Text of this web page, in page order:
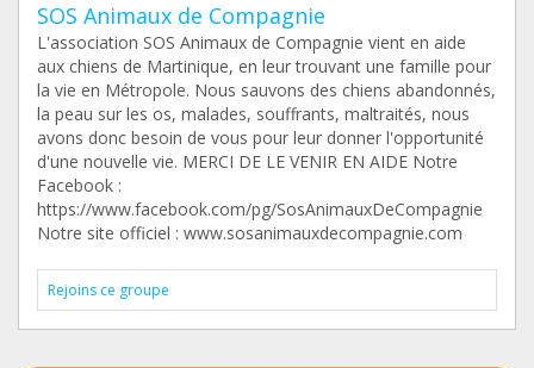
SOS Animaux de Compagnie
L'association SOS Animaux de Compagnie vient en aide
aux chiens de Martinique, en leur trouvant une famille pour
la vie en Métropole. Nous sauvons des chiens abandonnés,
la peau sur les os, malades, souffrants, maltraités, nous
avons donc besoin de vous pour leur donner l'opportunité
d'une nouvelle vie. MERCI DE LE VENIR EN AIDE Notre
Facebook :
https://www.facebook.com/pg/SosAnimauxDeCompagnie
Notre site officiel : www.sosanimauxdecompagnie.com
Rejoins ce groupe